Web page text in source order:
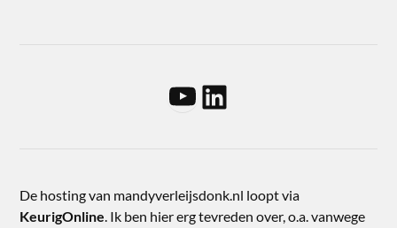
De hosting van mandyverleijsdonk.nl loopt via
KeurigOnline. Ik ben hier erg tevreden over, o.a. vanwege